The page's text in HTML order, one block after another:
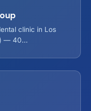
clinic in Los
— 40...